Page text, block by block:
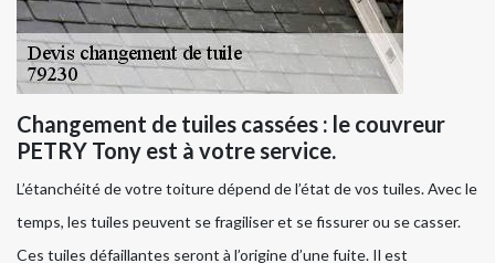
Changement de tuiles cassées : le couvreur
PETRY Tony est à votre service.
L’étanchéité de votre toiture dépend de l’état de vos tuiles. Avec le
temps, les tuiles peuvent se fragiliser et se fissurer ou se casser.
Ces tuiles défaillantes seront à l’origine d’une fuite. Il est